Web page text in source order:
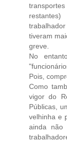
tiveram
greve.
No
Pois,
Como
vigor do
Públicas,
velhinha e
ainda não